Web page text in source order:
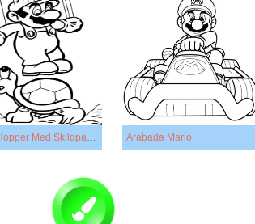
Mario Hopper Med Skildpadde Arabada Mario